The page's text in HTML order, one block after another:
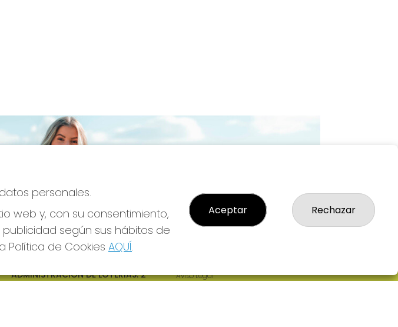
ADMINISTRACION DE LOTERIAS: 2-
CIUDAD RODRIGO - RECEPTOR
Aviso Legal
datos personales.
web y, con su consentimiento,
según sus hábitos de
Política de Cookies AQUÍ.
Aceptar Rechazar